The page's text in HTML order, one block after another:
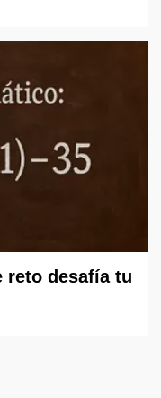
reto desafía tu